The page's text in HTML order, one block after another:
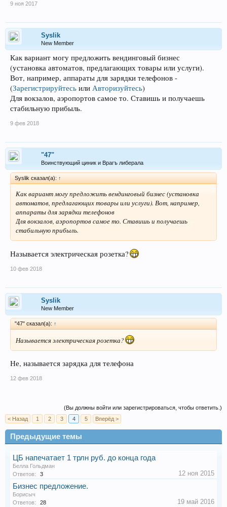
9 ноя 2017
Syslik
New Member
Как вариант могу предложить вендинговый бизнес
(установка автоматов, предлагающих товары или услуги).
Вот, например, аппараты для зарядки телефонов -
(Зарегистрируйтесь или Авторизуйтесь)
Для вокзалов, аэропортов самое то. Ставишь и получаешь
стабильную прибыль.
9 фев 2018
"47"
Воинствующий циник и Врагъ либерала
Syslik сказал(а): ↑
Как вариант могу предложить вендинговый бизнес (установка
автоматов, предлагающих товары или услуги). Вот, например,
аппараты для зарядки телефонов
Для вокзалов, аэропортов самое то. Ставишь и получаешь
стабильную прибыль.
Называется электрическая розетка?
10 фев 2018
Syslik
New Member
"47" сказал(а): ↑
Называется электрическая розетка?
Не, называется зарядка для телефона
12 фев 2018
(Вы должны войти или зарегистрироваться, чтобы ответить.)
< Назад
1 2 3 4 5 Вперёд >
Предыдущие темы
ЦБ напечатает 1 трлн руб. до конца года
Беллa Гольдман
Ответов:
3 12 ноя 2015
Бизнес предложение.
Борисыч
Ответов:
28 19 май 2016